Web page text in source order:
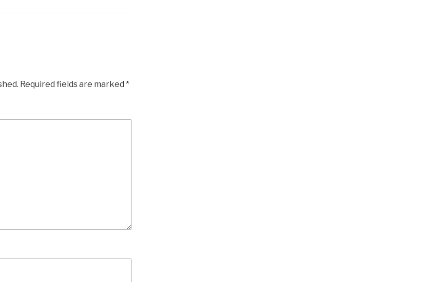
Required fields are marked *